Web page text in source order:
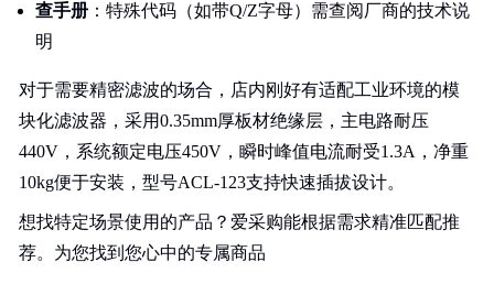
查手册 ：特殊代码（如带Q/Z字母）需查阅厂商的技术说
明
对于需要精密滤波的场合，店内刚好有适配工业环境的模
块化滤波器，采用0.35mm厚板材绝缘层，主电路耐压
440V，系统额定电压450V，瞬时峰值电流耐受1.3A，净重
10kg便于安装，型号ACL-123支持快速插拔设计。
想找特定场景使用的产品？爱采购能根据需求精准匹配推
荐。为您找到您心中的专属商品